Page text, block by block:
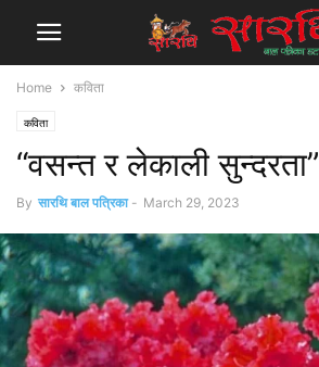
Home कविता
कविता
“वसन्त र लेकाली सुन्दरता”
By सारथि बाल पत्रिका - March 29, 2023